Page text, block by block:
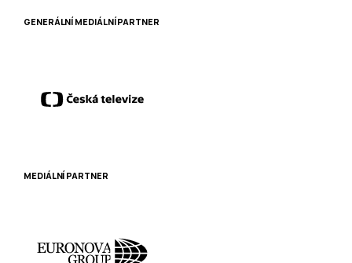
GENERÁLNÍ MEDIÁLNÍ PARTNER
MEDIÁLNÍ PARTNER